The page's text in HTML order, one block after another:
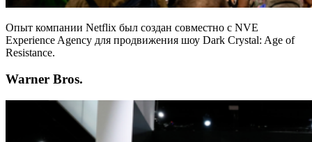
Опыт компании Netflix был создан совместно с NVE
Experience Agency для продвижения шоу Dark Crystal: Age of
Resistance.
Warner Bros.